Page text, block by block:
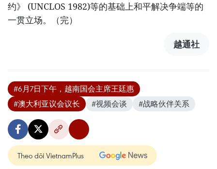
约》 (UNCLOS 1982)等的基础上和平解决争端等的
一贯立场。（完）
越通社
#6月7日下午，越南国会主席王廷惠
#澳大利亚议会议长
#视频会谈 #战略伙伴关系
Theo dõi VietnamPlus